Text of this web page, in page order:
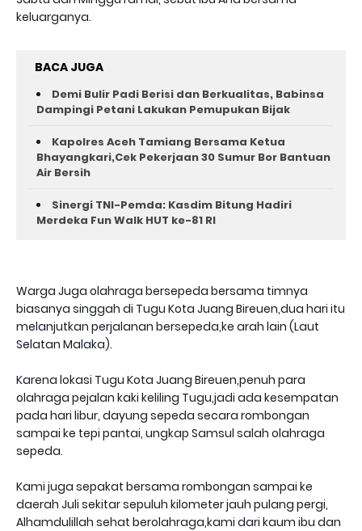
keluarganya.
BACA JUGA
Demi Bulir Padi Berisi dan Berkualitas, Babinsa
Dampingi Petani Lakukan Pemupukan Bijak
Kapolres Aceh Tamiang Bersama Ketua
Bhayangkari,Cek Pekerjaan 30 Sumur Bor Bantuan
Air Bersih
Sinergi TNI-Pemda: Kasdim Bitung Hadiri
Merdeka Fun Walk HUT ke-81 RI
Warga Juga olahraga bersepeda bersama timnya
biasanya singgah di Tugu Kota Juang Bireuen,dua hari itu
melanjutkan perjalanan bersepeda,ke arah lain (Laut
Selatan Malaka).
Karena lokasi Tugu Kota Juang Bireuen,penuh para
olahraga pejalan kaki keliling Tugu,jadi ada kesempatan
pada hari libur, dayung sepeda secara rombongan
sampai ke tepi pantai, ungkap Samsul salah olahraga
sepeda.
Kami juga sepakat bersama rombongan sampai ke
daerah Juli sekitar sepuluh kilometer jauh pulang pergi,
Alhamdulillah sehat berolahraga,kami dari kaum ibu dan